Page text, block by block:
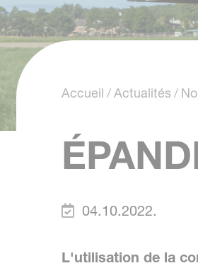
Accueil Actualités
04.10.2022.
L'utilisation de la